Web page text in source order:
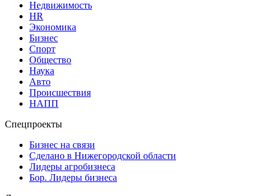
Недвижимость
HR
Экономика
Бизнес
Спорт
Общество
Наука
Авто
Происшествия
НАПП
Спецпроекты
Бизнес на связи
Сделано в Нижегородской области
Лидеры агробизнеса
Бор. Лидеры бизнеса